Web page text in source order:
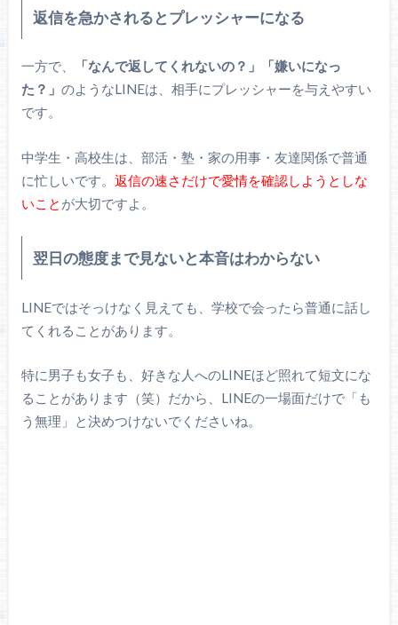
返信を急かされるとプレッシャーになる
一方で、 「なんで返してくれないの？」
「嫌いになっ
た？」 のようなLINEは、相手にプレッシャーを与えやすい
です。
中学生・高校生は、部活・塾・家の用事・友達関係で普通
に忙しいです。 返信の速さだけで愛情を確認しようとしな
いこと が大切ですよ。
翌日の態度まで見ないと本音はわからない
LINEではそっけなく見えても、学校で会ったら普通に話し
てくれることがあります。
特に男子も女子も、好きな人へのLINEほど照れて短文にな
ることがあります（笑）だから、LINEの一場面だけで「も
う無理」と決めつけないでくださいね。